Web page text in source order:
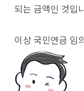
되는 금액인 것입
이상 국민연금 임